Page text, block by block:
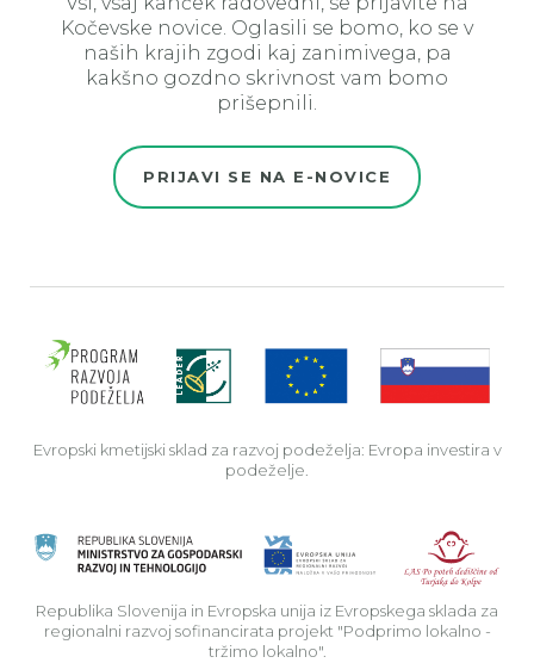
Kočevske novice. Oglasili se bomo, ko se v
naših krajih zgodi kaj zanimivega, pa
kakšno gozdno skrivnost vam bomo
prišepnili.
PRIJAVI SE NA E-NOVICE
Evropski kmetijski sklad za razvoj podeželja: Evropa investira v
podeželje.
Republika Slovenija in Evropska unija iz Evropskega sklada za
regionalni razvoj sofinancirata projekt "Podprimo lokalno -
tržimo lokalno".